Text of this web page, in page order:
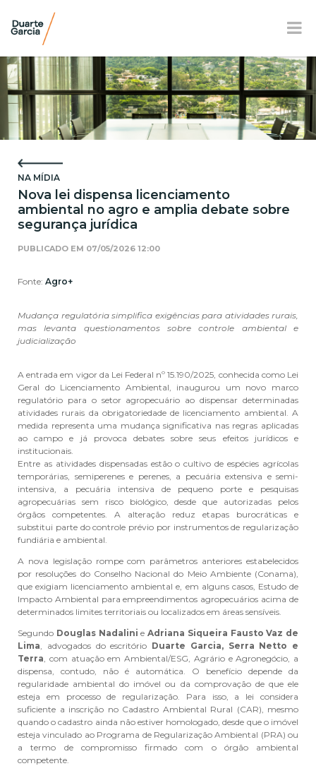
APRESENTAÇÃO
ATUAÇÃO
NOTÍCIAS E E-BOOK
LOCALIZAÇÃO
BR EN FR
NA MÍDIA
Nova lei dispensa licenciamento
ambiental no agro e amplia debate sobre
segurança jurídica
PUBLICADO EM 07/05/2026 12:00
Fonte: Agro+
Mudança regulatória simplifica exigências para atividades rurais,
mas levanta questionamentos sobre controle ambiental e
judicialização
A entrada em vigor da Lei Federal nº 15.190/2025, conhecida como Lei
Geral do Licenciamento Ambiental, inaugurou um novo marco
regulatório para o setor agropecuário ao dispensar determinadas
atividades rurais da obrigatoriedade de licenciamento ambiental. A
medida representa uma mudança significativa nas regras aplicadas
ao campo e já provoca debates sobre seus efeitos jurídicos e
institucionais.
Entre as atividades dispensadas estão o cultivo de espécies agrícolas
temporárias, semiperenes e perenes, a pecuária extensiva e semi-
intensiva, a pecuária intensiva de pequeno porte e pesquisas
agropecuárias sem risco biológico, desde que autorizadas pelos
órgãos competentes. A alteração reduz etapas burocráticas e
substitui parte do controle prévio por instrumentos de regularização
fundiária e ambiental.
A nova legislação rompe com parâmetros anteriores estabelecidos
por resoluções do Conselho Nacional do Meio Ambiente (Conama),
que exigiam licenciamento ambiental e, em alguns casos, Estudo de
Impacto Ambiental para empreendimentos agropecuários acima de
determinados limites territoriais ou localizados em áreas sensíveis.
Segundo Douglas Nadalinie Adriana Siqueira Fausto Vaz de
Lima, advogados do escritório Duarte Garcia, Serra Netto e
Terra, com atuação em Ambiental/ESG, Agrário e Agronegócio, a
dispensa, contudo, não é automática. O benefício depende da
regularidade ambiental do imóvel ou da comprovação de que ele
esteja em processo de regularização. Para isso, a lei considera
suficiente a inscrição no Cadastro Ambiental Rural (CAR), mesmo
quando o cadastro ainda não estiver homologado, desde que o imóvel
esteja vinculado ao Programa de Regularização Ambiental (PRA) ou
a termo de compromisso firmado com o órgão ambiental
competente.